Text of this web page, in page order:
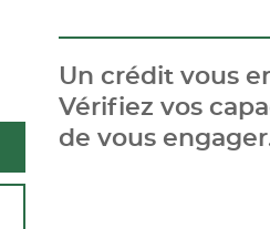
Un crédit vous
Vérifiez vos
de vous